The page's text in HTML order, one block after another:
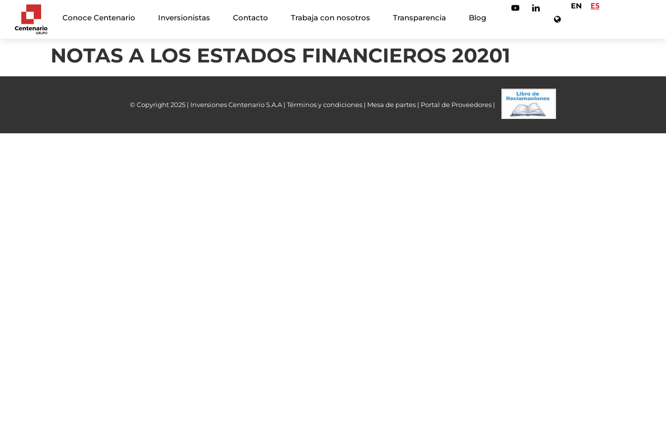
Conoce Centenario Inversionistas Contacto Trabaja con nosotros Transparencia Blog
EN ES
NOTAS A LOS ESTADOS FINANCIEROS 20201
© Copyright 2025 | Inversiones Centenario S.A.A | Términos y condiciones | Mesa de partes | Portal de Proveedores |